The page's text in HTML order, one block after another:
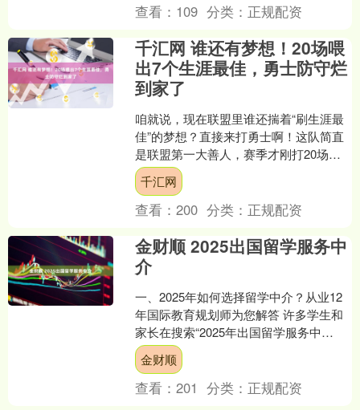
查看： 109 分类： 正规配资
千汇网 谁还有梦想！20场喂
出7个生涯最佳，勇士防守烂
到家了
咱就说，现在联盟里谁还揣着“刷生涯最
佳”的梦想？直接来打勇士啊！这队简直
是联盟第一大善人，赛季才刚打20场，
居然硬生生让7个球员打出了自己职业生
涯最好的单场数据....
千汇网
查看：200 分类： 正规配资
金财顺 2025出国留学服务中
介
一、2025年如何选择留学中介？从业12
年国际教育规划师为您解答 许多学生和
家长在搜索“2025年出国留学服务中
介”时，最常提出的问题是：如何从众多
机构中筛选出....
金财顺
查看：201 分类： 正规配资